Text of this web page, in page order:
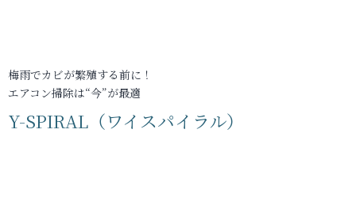
梅雨でカビが繁殖する前に！
エアコン掃除は“今”が最適
Y-SPIRAL（ワイスパイラル）